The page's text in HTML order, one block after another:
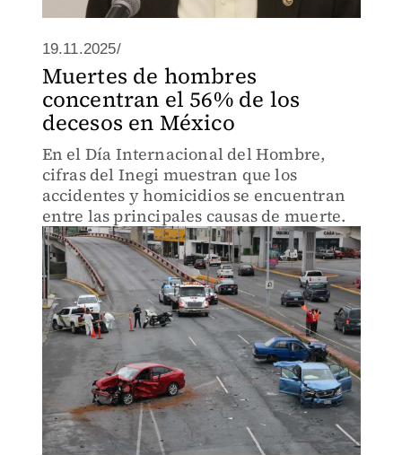
19.11.2025/
Muertes de hombres
concentran el 56% de los
decesos en México
En el Día Internacional del Hombre,
cifras del Inegi muestran que los
accidentes y homicidios se encuentran
entre las principales causas de muerte.